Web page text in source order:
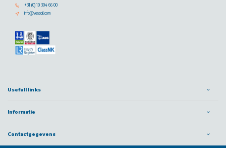
+31 (0) 10 304 66 00
info@vescoil.com
Usefull links
Informatie
Contactgegevens